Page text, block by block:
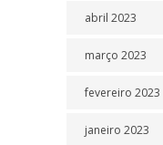
abril 2023
março 2023
fevereiro 2023
janeiro 2023